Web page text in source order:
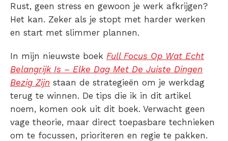
Rust, geen stress en gewoon je werk afkrijgen?
Het kan. Zeker als je stopt met harder werken
en start met slimmer plannen.
In mijn nieuwste boek Full Focus Op Wat Echt
Belangrijk Is – Elke Dag Met De Juiste Dingen
Bezig Zijn staan de strategieën om je werkdag
terug te winnen. De tips die ik in dit artikel
noem, komen ook uit dit boek. Verwacht geen
vage theorie, maar direct toepasbare technieken
om te focussen, prioriteren en regie te pakken.